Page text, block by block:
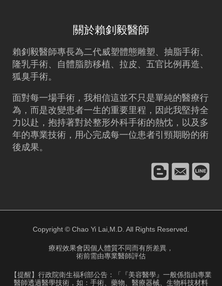
關於賴釗毅醫師
賴釗毅醫師專長為二代威塑體態雕塑、 抽脂手術、
隆乳手術、 自體脂肪移植、拉皮、五官比例再造、
狐臭手術。
面對每一場手術，我相信這並不只是單純的醫療行
為，而是改變患者一生的重要里程，因此我堅持全
力以赴，抱持著對於整形外科手術的熱忱，以及多
年的專業技術，用心完成每一位患者引頸期盼的術
後成果。
Copyright © Chao Yi Lai,M.D. All Rights Reserved.
療程效果會因個人體質不同而有所差異，
術前需由專業醫師評估
【提醒】行政院衛生福利部公告：「『美容醫學』一般係指由專業
醫師透過醫學技術，如：手術、藥物、醫療器械、生物科技材料